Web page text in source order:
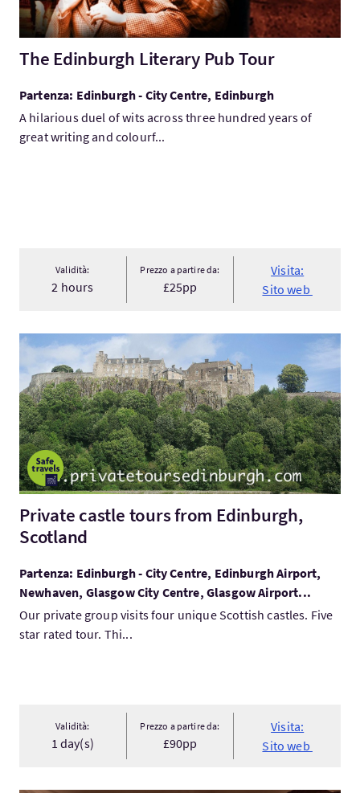
The Edinburgh Literary Pub Tour
Partenza: Edinburgh - City Centre, Edinburgh
A hilarious duel of wits across three hundred years of
great writing and colourf...
Validità:
2 hours
Prezzo a partire da:
£25pp
Visita:
Sito web
Visita:Private castle tours from Edinburgh, Scotland
Private castle tours from Edinburgh,
Scotland
Partenza: Edinburgh - City Centre, Edinburgh Airport,
Newhaven, Glasgow City Centre, Glasgow Airport...
Our private group visits four unique Scottish castles. Five
star rated tour. Thi...
Validità:
1 day(s)
Prezzo a partire da:
£90pp
Visita:
Sito web